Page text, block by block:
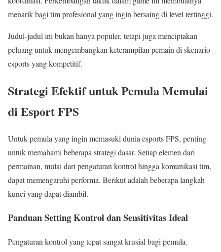
menarik bagi tim profesional yang ingin bersaing di level tertinggi.
Judul-judul ini bukan hanya populer, tetapi juga menciptakan
peluang untuk mengembangkan keterampilan pemain di skenario
esports yang kompetitif.
Strategi Efektif untuk Pemula Memulai
di Esport FPS
Untuk pemula yang ingin memasuki dunia esports FPS, penting
untuk memahami beberapa strategi dasar. Setiap elemen dari
permainan, mulai dari pengaturan kontrol hingga komunikasi tim,
dapat memengaruhi performa. Berikut adalah beberapa langkah
kunci yang dapat diambil.
Panduan Setting Kontrol dan Sensitivitas Ideal
Pengaturan kontrol yang tepat sangat krusial bagi pemula.